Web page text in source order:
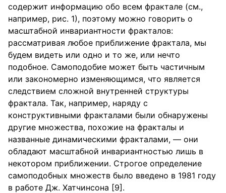
содержит информацию обо всем фрактале (см.,
например, рис. 1), поэтому можно говорить о
масштабной инвариантности фракталов:
рассматривая любое приближение фрактала, мы
будем видеть или одно и то же, или нечто
подобное. Самоподобие может быть частичным
или закономерно изменяющимся, что является
следствием сложной внутренней структуры
фрактала. Так, например, наряду с
конструктивными фракталами были обнаружены
другие множества, похожие на фракталы и
названные динамическими фракталами, — они
обладают масштабной инвариантностью лишь в
некотором приближении. Строгое определение
самоподобных множеств было введено в 1981 году
в работе Дж. Хатчинсона [9].